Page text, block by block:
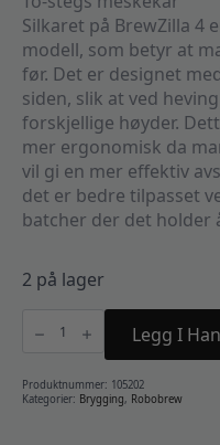
Silkaret på BrewZilla 4
modell, som betyr at
før. Det er designet
siden, slik at ved
forskjellige høyder.
mer ergonomisk da
vil gi en mer effektiv
det er bedre tilpasset
batcher der det holder
2 på lager
antall
Legg I
Produktnummer: 105202
Kategorier: Brygging, Robobrew